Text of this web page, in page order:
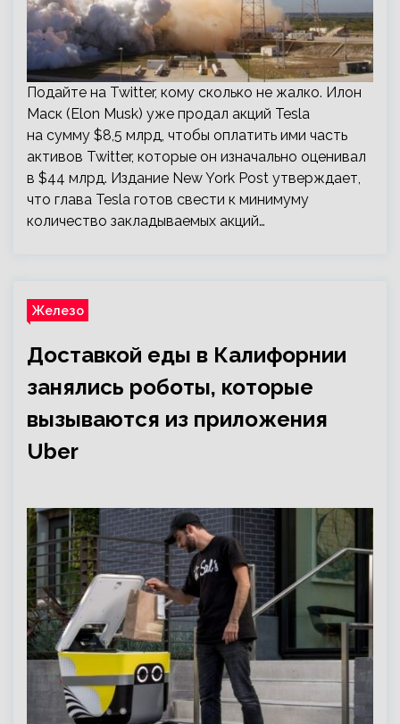
Подайте на Twitter, кому сколько не жалко. Илон
Маск (Elon Musk) уже продал акций Tesla
на сумму $8,5 млрд, чтобы оплатить ими часть
активов Twitter, которые он изначально оценивал
в $44 млрд. Издание New York Post утверждает,
что глава Tesla готов свести к минимуму
количество закладываемых акций…
Железо
Доставкой еды в Калифорнии
занялись роботы, которые
вызываются из приложения
Uber